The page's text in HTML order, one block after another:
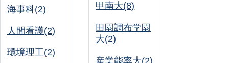
海事科(2)
人間看護(2)
環境理工(2)
甲南大(8)
田園調布学園
大(2)
産業能率大(2)